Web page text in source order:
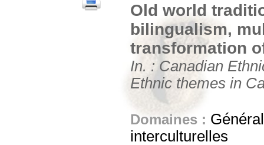
Old world
bilingualism,
transformation
In. : Canadian
Ethnic themes in
Domaines :
interculturelles